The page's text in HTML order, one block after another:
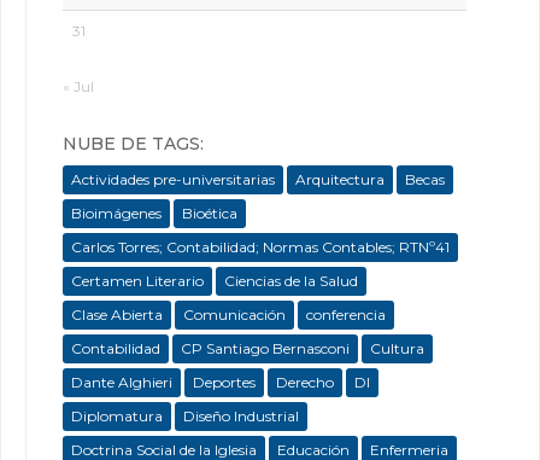
31
« Jul
NUBE DE TAGS:
Actividades pre-universitarias Arquitectura
Becas
Bioimágenes
Bioética
Carlos Torres; Contabilidad; Normas Contables; RTNº41
Certamen Literario
Ciencias de la Salud
Clase Abierta
Comunicación
conferencia
Contabilidad
CP Santiago Bernasconi
Cultura
Dante Alghieri
Deportes Derecho
DI
Diplomatura
Diseño Industrial
Doctrina Social de la Iglesia
Educación
Enfermeria